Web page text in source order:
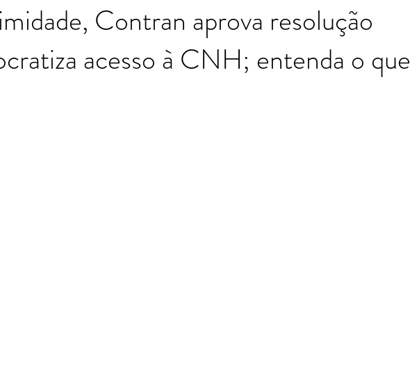
Contran aprova resolução
acesso à CNH; entenda o que